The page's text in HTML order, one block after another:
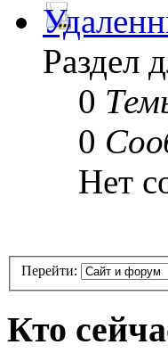
Раздел
0
0
Нет
Перейти:
Кто